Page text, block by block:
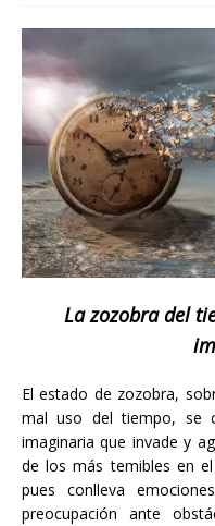
La zozobra del
El estado de zozobra,
mal uso del tiempo, se
imaginaria que invade y
de los más temibles en
pues conlleva
preocupación ante